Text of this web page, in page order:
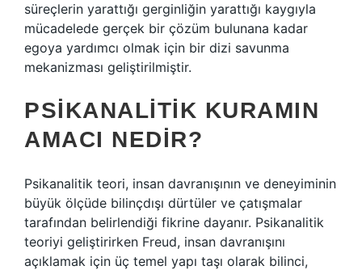
süreçlerin yarattığı gerginliğin yarattığı kaygıyla
mücadelede gerçek bir çözüm bulunana kadar
egoya yardımcı olmak için bir dizi savunma
mekanizması geliştirilmiştir.
PSIKANALITIK KURAMIN
AMACI NEDIR?
Psikanalitik teori, insan davranışının ve deneyiminin
büyük ölçüde bilinçdışı dürtüler ve çatışmalar
tarafından belirlendiği fikrine dayanır. Psikanalitik
teoriyi geliştirirken Freud, insan davranışını
açıklamak için üç temel yapı taşı olarak bilinci,